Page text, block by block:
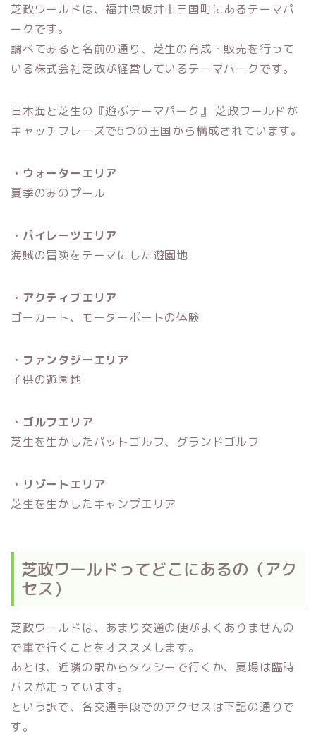
芝政ワールドは、福井県坂井市三国町にあるテーマパ
ークです。
調べてみると名前の通り、芝生の育成・販売を行って
いる株式会社芝政が経営しているテーマパークです。
日本海と芝生の『遊ぶテーマパーク』 芝政ワールドが
キャッチフレーズで6つの王国から構成されています。
・ウォーターエリア
夏季のみのプール
・パイレーツエリア
海賊の冒険をテーマにした遊園地
・アクティブエリア
ゴーカート、モーターボートの体験
・ファンタジーエリア
子供の遊園地
・ゴルフエリア
芝生を生かしたパットゴルフ、グランドゴルフ
・リゾートエリア
芝生を生かしたキャンプエリア
芝政ワールドってどこにあるの（アク
セス）
芝政ワールドは、あまり交通の便がよくありませんの
で車で行くことをオススメします。
あとは、近隣の駅からタクシーで行くか、夏場は臨時
バスが走っています。
という訳で、各交通手段でのアクセスは下記の通りで
す。